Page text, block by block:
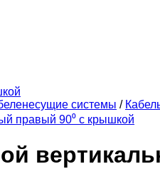
системы /
правый 90⁰ с крышкой